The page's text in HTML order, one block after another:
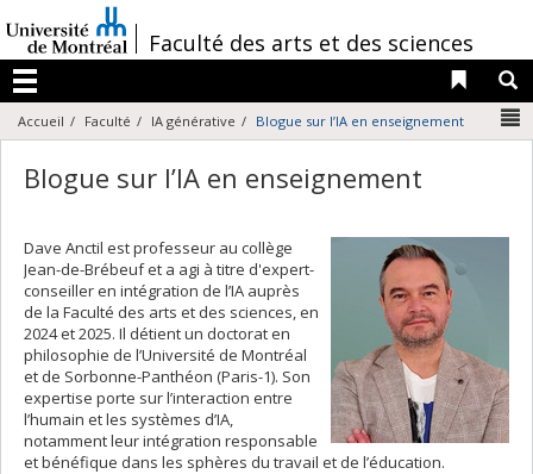
au
contenu
/Faculté des arts et des sciences
Menu
Liens
Accueil Faculté IA générative Blogue sur l’IA en enseignement
Blogue sur l’IA en enseignement
Dave Anctil est professeur au collège
Jean-de-Brébeuf et a agi à titre d'expert-
conseiller en intégration de l’IA auprès
de la Faculté des arts et des sciences, en
2024 et 2025. Il détient un doctorat en
philosophie de l’Université de Montréal
et de Sorbonne-Panthéon (Paris-1). Son
expertise porte sur l’interaction entre
l’humain et les systèmes d’IA,
notamment leur intégration responsable
et bénéfique dans les sphères du travail et de l’éducation.